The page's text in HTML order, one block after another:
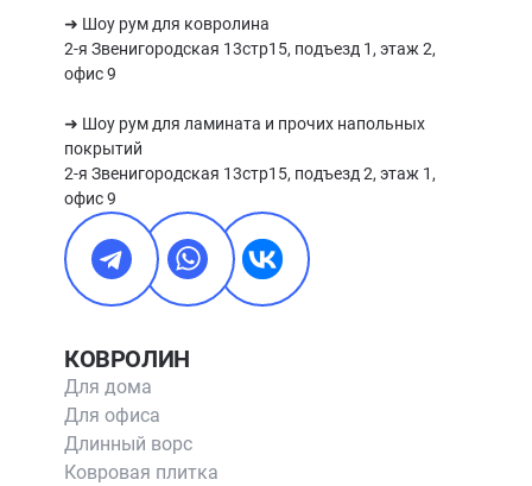
➜ Шоу рум для ковролина
2-я Звенигородская 13стр15, подъезд 1, этаж 2,
офис 9
➜ Шоу рум для ламината и прочих напольных
покрытий
2-я Звенигородская 13стр15, подъезд 2, этаж 1,
офис 9
КОВРОЛИН
Для дома
Для офиса
Длинный ворс
Ковровая плитка